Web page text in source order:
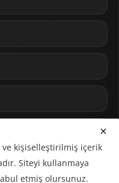
kişiselleştirilmiş içerik
Siteyi kullanmaya
etmiş olursunuz.